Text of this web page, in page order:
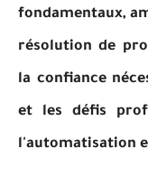
fondamentaux,
résolution de
la confiance
et les défis
l'automatisation